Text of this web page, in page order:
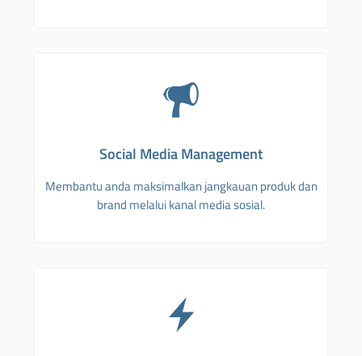
Social Media Management
Membantu anda maksimalkan jangkauan produk dan
brand melalui kanal media sosial.